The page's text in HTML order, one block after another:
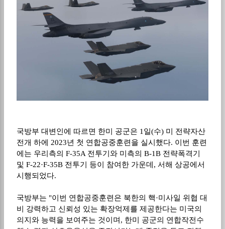
국방부 대변인에 따르면 한미 공군은 1일(수) 미 전략자산
전개 하에 2023년 첫 연합공중훈련을 실시했다. 이번 훈련
에는 우리측의 F-35A 전투기와 미측의 B-1B 전략폭격기
및 F-22·F-35B 전투기 등이 참여한 가운데, 서해 상공에서
시행되었다.
국방부는 "이번 연합공중훈련은 북한의 핵·미사일 위협 대
비 강력하고 신뢰성 있는 확장억제를 제공한다는 미국의
의지와 능력을 보여주는 것이며, 한미 공군의 연합작전수